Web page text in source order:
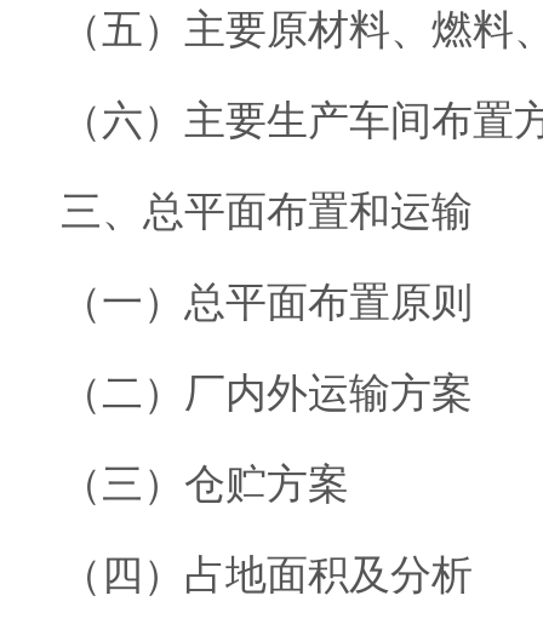
（五）主要原材料、燃料
（六）主要生产车间布置
三、总平面布置和运输
（一）总平面布置原则
（二）厂内外运输方案
（三）仓贮方案
（四）占地面积及分析